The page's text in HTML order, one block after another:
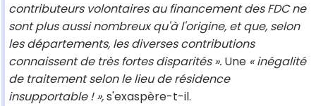
contributeurs volontaires au financement des FDC ne
sont plus aussi nombreux qu'à l'origine, et que, selon
les départements, les diverses contributions
connaissent de très fortes disparités ». Une « inégalité
de traitement selon le lieu de résidence
insupportable ! »,s'exaspère-t-il.